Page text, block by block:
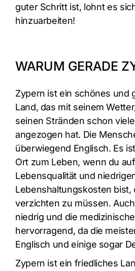
guter Schritt ist, lohnt es
hinzuarbeiten!
WARUM GERADE
Zypern ist ein schönes und
Land, das mit seinem
seinen Stränden schon
angezogen hat. Die
überwiegend Englisch. Es
Ort zum Leben, wenn du
Lebensqualität und
Lebenshaltungskosten bist,
verzichten zu müssen.
niedrig und die
hervorragend, da die
Englisch und einige sogar
Zypern ist ein friedliches